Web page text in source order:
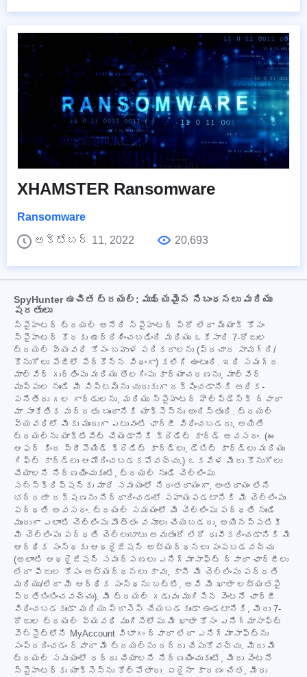
XHAMSTER Ransomware
Ransomware
అక్టోబర్ 11, 2022
20,693
SpyHunter ఉచిత ట్రయల్: ముఖ్యమైన నిబంధనలు మరియు
షరతులు
స్పైహంటర్ ట్రయల్ అనేది స్పైహంటర్ ప్రో లేదా మ్యాక్ కోసం
స్పైహంటర్ కొరకు ఉద్దేశించబడింది మరియు ఒకేసారి 7-రోజుల
ట్రయల్ వ్యవధి కోసం బహుళ పరికరాలను (ప్రచార సామగ్రి/
కొనుగోలు పేజీలో పేర్కొన్న విధంగా) కలిగి ఉంటుంది. ఇది సమగ్ర
మాల్వేర్ గుర్తింపు మరియు తొలగింపు కార్యాచరణను, మాల్వేర్
ముప్పుల నుండి మీ సిస్టమ్‌ను చురుకుగా రక్షించడానికి అధిక-
పనితీరు గల గార్డులను, మరియు స్పైహంటర్ హెల్ప్‌డెస్క్ ద్వారా
మా సాంకేతిక మద్దతు బృందానికి యాక్సెస్‌ను అందిస్తుంది. ట్రయల్
వ్యవధిలో మీకు ముందుగా ఎటువంటి ఛార్జీ విధించబడదు, అయితే
ట్రయల్‌ను యాక్టివేట్ చేయడానికి క్రెడిట్ కార్డ్ అవసరం. (ఈ
ఆఫర్ కింద ప్రీపెయిడ్ క్రెడిట్ కార్డ్‌లు, డెబిట్ కార్డ్‌లు మరియు
గిఫ్ట్ కార్డ్‌లు ఆమోదించబడకపోవచ్చు.) ఒకవేళ మీరు కొనుగోలు
చేయాలని నిర్ణయించుకుంటే, ట్రయల్ నుండి చెల్లింపు
సబ్‌స్క్రిప్షన్‌కు మారే సమయంలో నిరంతరాయంగా, అంతరాయం లేని
భద్రతా రక్షణను నిర్ధారించడంలో సహాయపడటానికి మీ చెల్లింపు
పద్ధతి అవసరం. ట్రయల్ సమయంలో మీ చెల్లింపు పద్ధతి నుండి
ముందుగా ఎలాంటి చెల్లింపు మొత్తం వసూలు చేయబడదు, అయినప్పటికీ
మీ చెల్లింపు పద్ధతి చెల్లుబాటు అవుతుందో లేదో ధృవీకరించడానికి మీ
ఆర్థిక సంస్థకు ఆథరైజేషన్ అభ్యర్థనలు పంపబడవచ్చు
(అలాంటి ఆథరైజేషన్ సమర్పణలు ఎనిగ్మాసాఫ్ట్ ద్వారా ఛార్జీలు
లేదా ఫీజుల కోసం అభ్యర్థనలు కావు, కానీ మీ చెల్లింపు పద్ధతి
మరియు/లేదా మీ ఆర్థిక సంస్థను బట్టి, అవి మీ ఖాతా లభ్యతపై
ప్రతిబింబించవచ్చు). మీ ట్రయల్ గడువు ముగిసిన వెంటనే ఛార్జీ
విధించబడకుండా మరియు ప్రాసెస్ చేయబడకుండా ఉండటానికి, మీరు 7-
రోజుల ట్రయల్ వ్యవధి ముగిసేలోపు మీ ఖాతా కోసం ఎనిగ్మాసాఫ్ట్
వెబ్‌సైట్‌లోని MyAccount విభాగం ద్వారా లేదా ఎనిగ్మాసాఫ్ట్‌ను
సంప్రదించడం ద్వారా మీ ట్రయల్‌ను రద్దు చేసుకోవచ్చు. మీరు మీ
ట్రయల్ సమయంలో రద్దు చేయాలని నిర్ణయించుకుంటే, మీరు వెంటనే
స్పైహంటర్‌కు యాక్సెస్‌ను కోల్పోతారు. ఏదైనా కారణం చేత, మీరు